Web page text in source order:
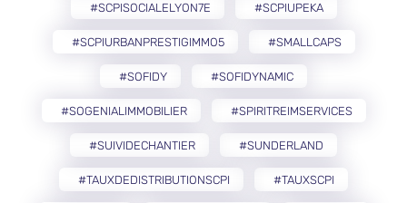
#SCPISOCIALELYON7E #SCPIUPEKA
#SCPIURBANPRESTIGIMMO5 #SMALLCAPS
#SOFIDY #SOFIDYNAMIC
#SOGENIALIMMOBILIER #SPIRITREIMSERVICES
#SUIVIDECHANTIER #SUNDERLAND
#TAUXDEDISTRIBUTIONSCPI #TAUXSCPI